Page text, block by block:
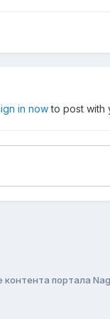
in nowto post with
портала